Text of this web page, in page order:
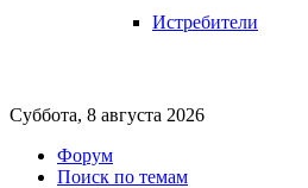
Истребители
Суббота, 8 августа 2026
Форум
Поиск по темам